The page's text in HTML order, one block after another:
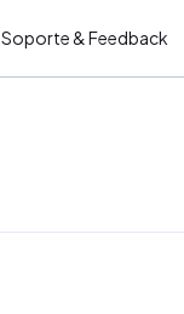
Soporte & Feedback